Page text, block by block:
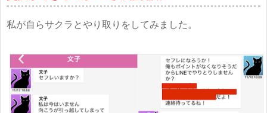
私が自らサクラとやり取りをしてみました。